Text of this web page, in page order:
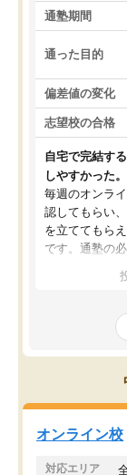
通塾期間
通った目的
偏差値の変化
志望校の合格
自宅で完結す
しやすかった。
毎週のオンラ
認してもらい
を立ててもら
です。通塾の
たです。コー
安も気軽に話
についたと感
ットで質問で
人では迷いが
だと思います。
オンライン校
対応エリア